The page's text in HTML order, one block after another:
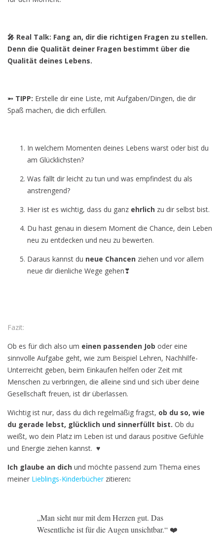
🎤 Real Talk: Fang an, dir die richtigen Fragen zu stellen.
Denn die Qualität deiner Fragen bestimmt über die
Qualität deines Lebens.
➵ TIPP: Erstelle dir eine Liste, mit Aufgaben/Dingen, die dir
Spaß machen, die dich erfüllen.
In welchem Momenten deines Lebens warst oder bist du
am Glücklichsten?
Was fällt dir leicht zu tun und was empfindest du als
anstrengend?
Hier ist es wichtig, dass du ganz ehrlich zu dir selbst bist.
Du hast genau in diesem Moment die Chance, dein Leben
neu zu entdecken und neu zu bewerten.
Daraus kannst du neue Chancen ziehen und vor allem
neue dir dienliche Wege gehen❣
Fazit:
Ob es für dich also um einen passenden Job oder eine
sinnvolle Aufgabe geht, wie zum Beispiel Lehren, Nachhilfe-
Unterreicht geben, beim Einkaufen helfen oder Zeit mit
Menschen zu verbringen, die alleine sind und sich über deine
Gesellschaft freuen, ist dir überlassen.
Wichtig ist nur, dass du dich regelmäßig fragst, ob du so, wie
du gerade lebst, glücklich und sinnerfüllt bist. Ob du
weißt, wo dein Platz im Leben ist und daraus positive Gefühle
und Energie ziehen kannst. ♥
Ich glaube an dich und möchte passend zum Thema eines
meiner Lieblings-Kinderbücherzitieren:
„Man sieht nur mit dem Herzen gut. Das
Wesentliche ist für die Augen unsichtbar.“ ❤️